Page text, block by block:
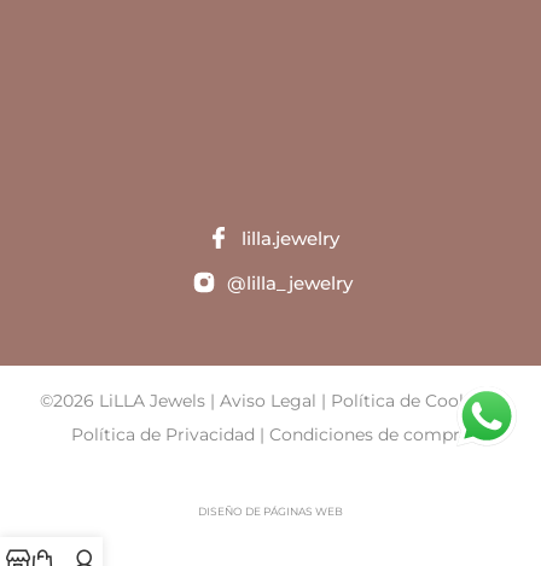
lilla.jewelry
@lilla_jewelry
©2026 LiLLA Jewels | Aviso Legal | Política de Cookies
|
Política de Privacidad |Condiciones de compra
DISEÑO DE PÁGINAS WEB